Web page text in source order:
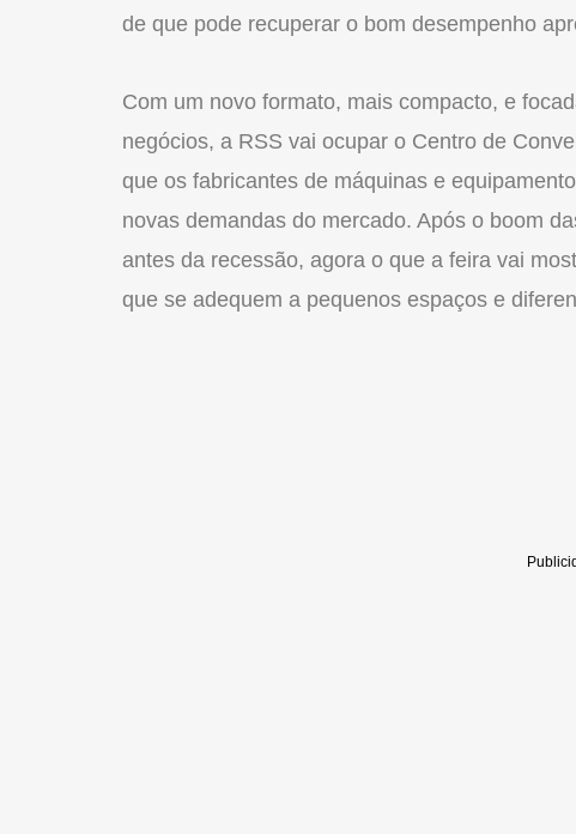
de que pode recuperar o bom desempenho
Com um novo formato, mais compacto, e
negócios, a RSS vai ocupar o Centro de
que os fabricantes de máquinas e
novas demandas do mercado. Após o boom
antes da recessão, agora o que a feira vai
que se adequem a pequenos espaços e